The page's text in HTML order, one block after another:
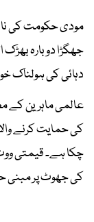
مودی حکومت کی
دہائی کی ہولناک
عالمی ماہرین کے
کی حمایت کرنے
چکا ہے۔ قیمتی
کی جھوٹ پر مبنی